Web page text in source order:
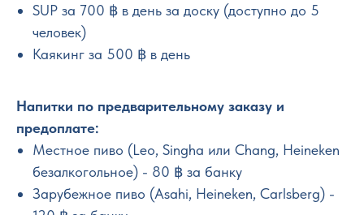
SUP за 700 ฿ в день за доску (доступно до 5
человек)
Каякинг за 500 ฿ в день
Напитки по предварительному заказу и
предоплате:
Местное пиво (Leo, Singha или Chang, Heineken
безалкогольное) - 80 ฿ за банку
Зарубежное пиво (Asahi, Heineken, Carlsberg) -